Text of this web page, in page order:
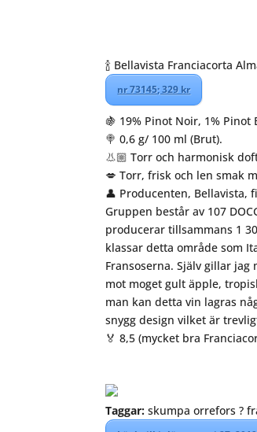
🍾 Bellavista Franciacorta
nr 73145; 329 kr
🍇 19% Pinot Noir, 1% Pinot
🍭 0,6 g/ 100 ml (Brut).
👃🏼 Torr och harmonisk
💋 Torr, frisk och len smak
👤 Producenten, Bellavista,
Gruppen består av 107
producerar tillsammans 1
klassar detta område som
Fransoserna. Själv gillar
mot moget gult äpple,
man kan detta vin lagras
snygg design vilket är
🏅 8,5 (mycket bra
Taggar:skumpa orrefors ?